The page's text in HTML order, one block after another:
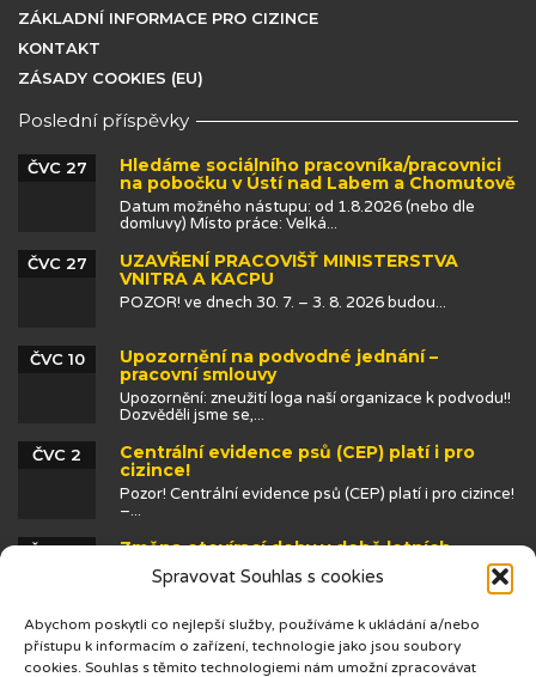
Spravovat Souhlas s cookies
Abychom poskytli co nejlepší služby, používáme k ukládání a/nebo
přístupu k informacím o zařízení, technologie jako jsou soubory
cookies. Souhlas s těmito technologiemi nám umožní zpracovávat
ZÁKLADNÍ INFORMACE PRO CIZINCE
KONTAKT
ZÁSADY COOKIES (EU)
Poslední příspěvky
Hledáme sociálního pracovníka/pracovnici
na pobočku v Ústí nad Labem a Chomutově
ČVC 27
Datum možného nástupu: od 1.8.2026 (nebo dle
domluvy) Místo práce: Velká...
UZAVŘENÍ PRACOVIŠŤ MINISTERSTVA
VNITRA A KACPU
ČVC 27
POZOR! ve dnech 30. 7. – 3. 8. 2026 budou...
Upozornění na podvodné jednání –
pracovní smlouvy
ČVC 10
Upozornění: zneužití loga naší organizace k podvodu!!
Dozvěděli jsme se,...
Centrální evidence psů (CEP) platí i pro
cizince!
ČVC 2
Pozor! Centrální evidence psů (CEP) platí i pro cizince!
–...
Změna otevírací doby v době letních
prázdnin
ČVN 25